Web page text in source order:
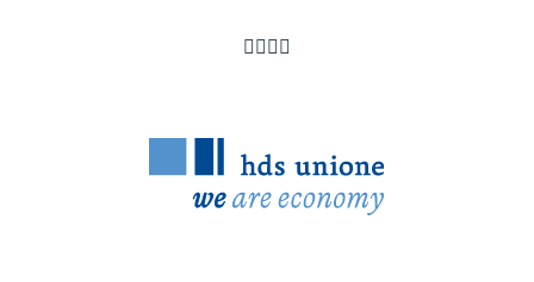
   